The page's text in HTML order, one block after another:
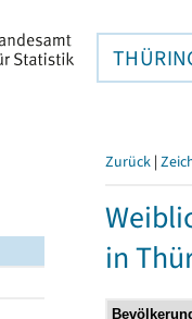
Zurück |
in